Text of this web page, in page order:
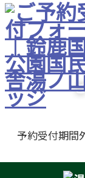
予約受付期間